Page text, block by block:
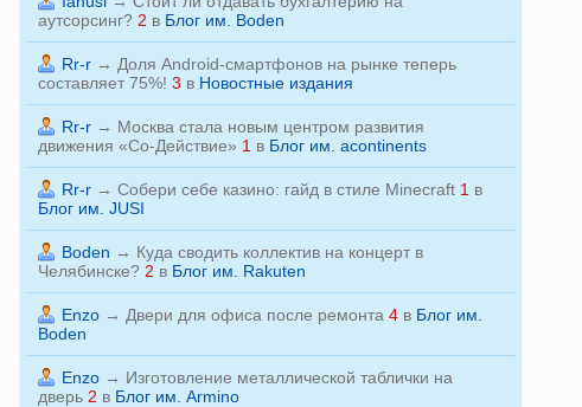
аутсорсинг? 2 в Блог им. Boden
Rr-r→ Доля Android-смартфонов на рынке теперь
составляет 75%! 3 в Новостные издания
Rr-r→ Москва стала новым центром развития
движения «Со-Действие» 1 в Блог им. acontinents
Rr-r→ Собери себе казино: гайд в стиле Minecraft 1 в
Блог им. JUSI
Boden → Куда сводить коллектив на концерт в
Челябинске? 2 в Блог им. Rakuten
Enzo→ Двери для офиса после ремонта 4в Блог им.
Boden
Enzo→ Изготовление металлической таблички на
дверь 2 в Блог им. Armino